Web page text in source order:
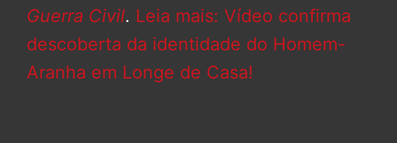
Guerra Civil. Leia mais: Vídeo confirma
descoberta da identidade do Homem-
Aranha em Longe de Casa!